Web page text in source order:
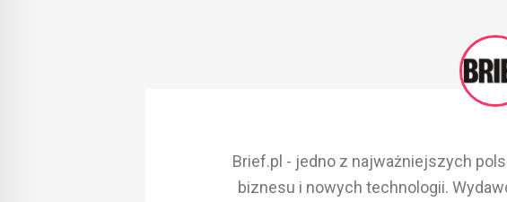
Brief.pl - jedno z najważniejszych
biznesu i nowych technologii.